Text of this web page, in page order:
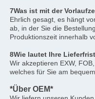
7Was ist mit der
Ehrlich gesagt, es hängt
ab, in der Sie die
Produktionszeit innerhalb
8Wie lautet Ihre
Wir akzeptieren EXW,
welches für Sie am
*Über OEM*